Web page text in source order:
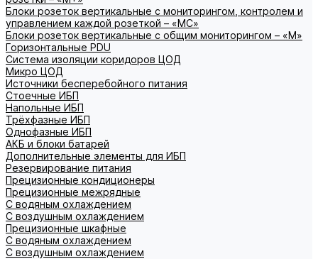
Блоки розеток вертикальные с мониторингом, контролем и
управлением каждой розеткой – «МС»
Блоки розеток вертикальные с общим мониторингом – «М»
Горизонтальные PDU
Система изоляции коридоров ЦОД
Микро ЦОД
Источники бесперебойного питания
Стоечные ИБП
Напольные ИБП
Трёхфазные ИБП
Однофазные ИБП
АКБ и блоки батарей
Дополнительные элементы для ИБП
Резервирование питания
Прецизионные кондиционеры
Прецизионные межрядные
С водяным охлаждением
С воздушным охлаждением
Прецизионные шкафные
С водяным охлаждением
С воздушным охлаждением